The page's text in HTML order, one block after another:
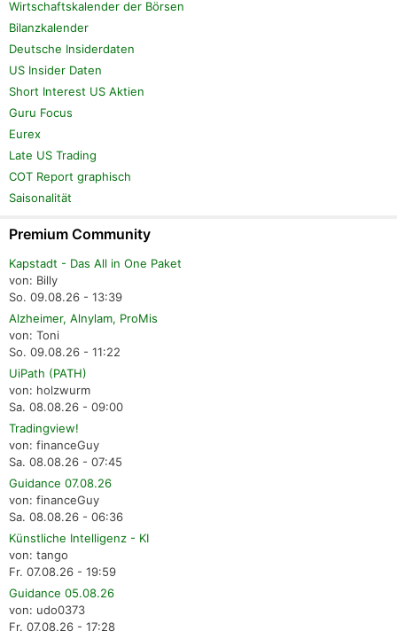
Wirtschaftskalender der Börsen
Bilanzkalender
Deutsche Insiderdaten
US Insider Daten
Short Interest US Aktien
Guru Focus
Eurex
Late US Trading
COT Report graphisch
Saisonalität
Premium Community
Kapstadt - Das All in One Paket
von: Billy
So. 09.08.26 - 13:39
Alzheimer, Alnylam, ProMis
von: Toni
So. 09.08.26 - 11:22
UiPath (PATH)
von: holzwurm
Sa. 08.08.26 - 09:00
Tradingview!
von: financeGuy
Sa. 08.08.26 - 07:45
Guidance 07.08.26
von: financeGuy
Sa. 08.08.26 - 06:36
Künstliche Intelligenz - KI
von: tango
Fr. 07.08.26 - 19:59
Guidance 05.08.26
von: udo0373
Fr. 07.08.26 - 17:28